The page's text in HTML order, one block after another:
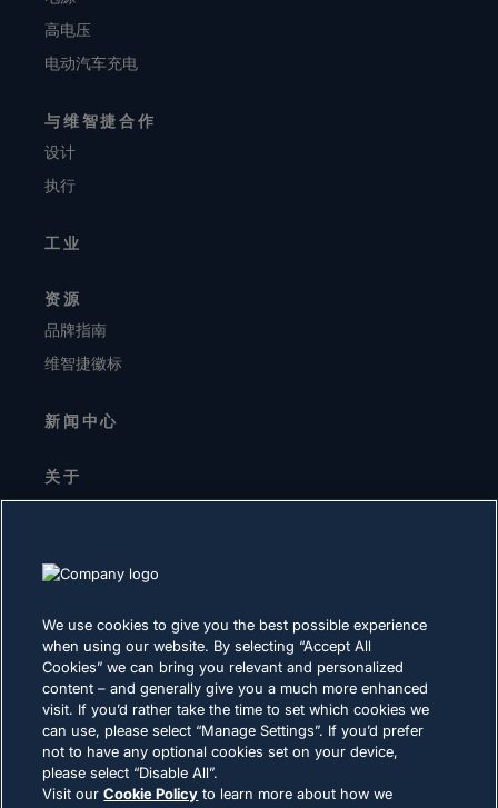
高电压
电动汽车充电
与维智捷合作
设计
执行
工业
资源
品牌指南
维智捷徽标
新闻中心
关于
高层领导
供应商
职业生涯
隐私声明
使用条款
Cookie 政策
We use cookies to give you the best possible experience
when using our website. By selecting “Accept All
Cookies” we can bring you relevant and personalized
content – and generally give you a much more enhanced
visit. If you’d rather take the time to set which cookies we
can use, please select “Manage Settings”. If you’d prefer
not to have any optional cookies set on your device,
please select “Disable All”.
Visit ourCookie Policy to learn more about how we